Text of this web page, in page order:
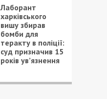
Лаборант
харківського
вишу збирав
бомби для
теракту в поліції:
суд призначив 15
років ув’язнення